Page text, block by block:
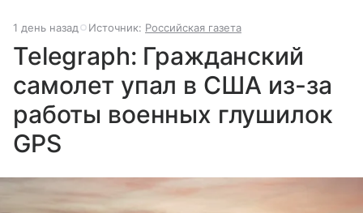
1 день назад Источник: Российская газета
Telegraph: Гражданский
самолет упал в США из-за
работы военных глушилок
GPS